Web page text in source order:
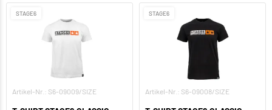
STAGE6
Artikel-Nr.: S6-09009/SIZE
STAGE6
Artikel-Nr.: S6-09008/SIZE